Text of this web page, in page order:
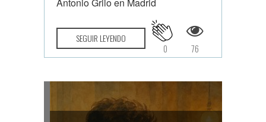
SEGUIR LEYENDO
76
0